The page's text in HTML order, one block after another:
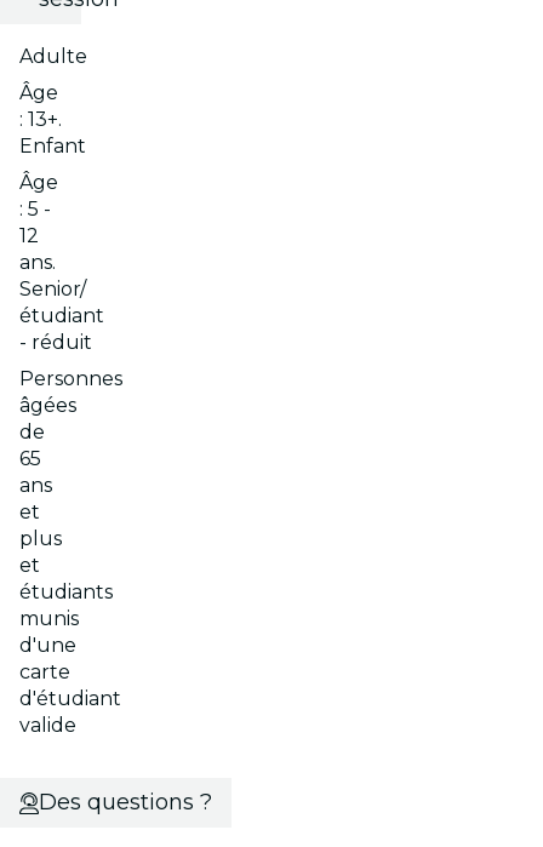
Adulte
Âge
: 13+.
Enfant
Âge
: 5 -
12
ans.
Senior/
étudiant
- réduit
Personnes
âgées
de
65
ans
et
plus
et
étudiants
munis
d'une
carte
d'étudiant
valide
Des questions ?